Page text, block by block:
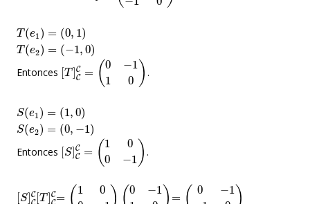
T(e ) ,1
T(e2) −1,0)
Entonces
[T]C (0− 10)
.
S(e ) ,0
S(e2) ,−1)
Entonces
[ S]C 10 1
.
[ S]CC[T C100 1)( 0− 11 0− 1− 0)